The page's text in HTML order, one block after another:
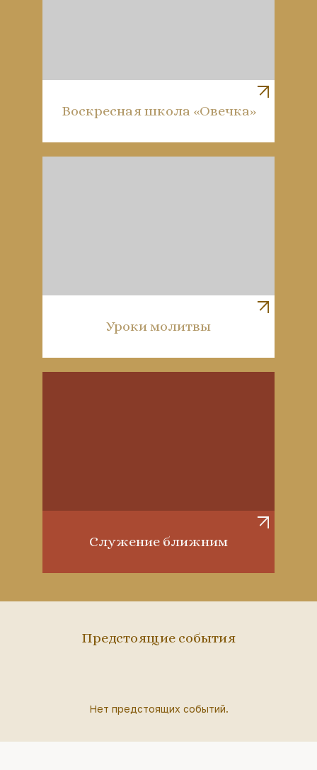
Служение ближним
Уроки молитвы
Воскресная школа «Овечка»
Предстоящие события
Нет предстоящих событий.